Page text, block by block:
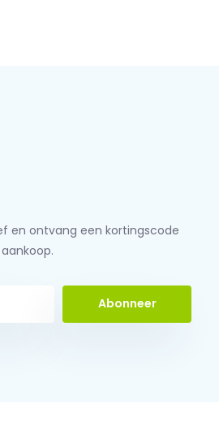
en ontvang een kortingscode
Abonneer